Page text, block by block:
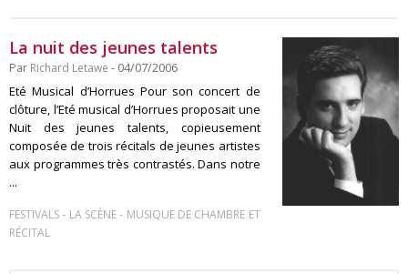
La nuit des jeunes talents
Par Richard Letawe - 04/07/2006
Eté Musical d’Horrues Pour son concert de
clôture, l’Eté musical d’Horrues proposait une
Nuit des jeunes talents, copieusement
composée de trois récitals de jeunes artistes
aux programmes très contrastés. Dans notre
...
FESTIVALS- LA SCÈNE- MUSIQUE DE CHAMBRE ET
RÉCITAL